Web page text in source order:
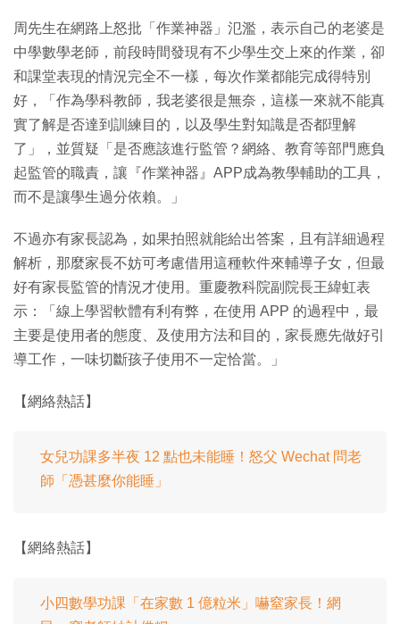
周先生在網路上怒批「作業神器」氾濫，表示自己的老婆是
中學數學老師，前段時間發現有不少學生交上來的作業，卻
和課堂表現的情況完全不一樣，每次作業都能完成得特別
好，「作為學科教師，我老婆很是無奈，這樣一來就不能真
實了解是否達到訓練目的，以及學生對知識是否都理解
了」，並質疑「是否應該進行監管？網絡、教育等部門應負
起監管的職責，讓『作業神器』APP成為教學輔助的工具，
而不是讓學生過分依賴。」
不過亦有家長認為，如果拍照就能給出答案，且有詳細過程
解析，那麼家長不妨可考慮借用這種軟件來輔導子女，但最
好有家長監管的情況才使用。重慶教科院副院長王緯虹表
示：「線上學習軟體有利有弊，在使用 APP 的過程中，最
主要是使用者的態度、及使用方法和目的，家長應先做好引
導工作，一味切斷孩子使用不一定恰當。」
【網絡熱話】
女兒功課多半夜 12 點也未能睡！怒父 Wechat 問老
師「憑甚麼你能睡」
【網絡熱話】
小四數學功課「在家數 1 億粒米」嚇窒家長！網